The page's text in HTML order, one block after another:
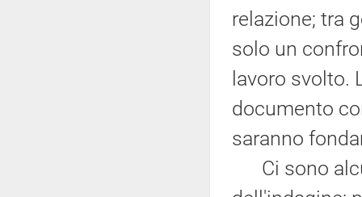
relazione; tra
solo un
lavoro svolto.
documento
saranno
Ci sono